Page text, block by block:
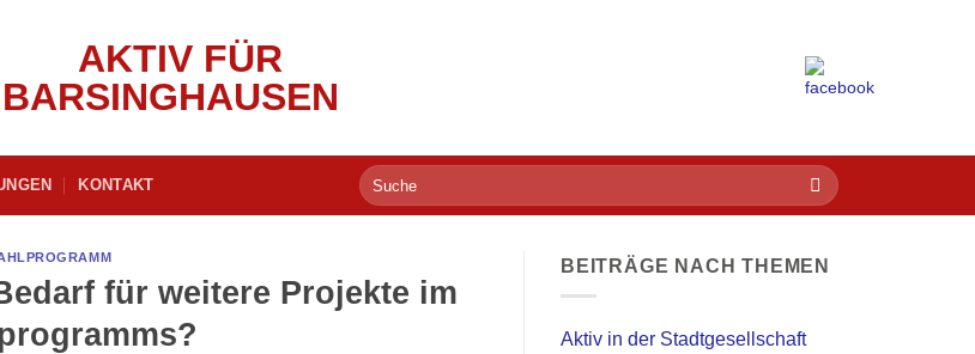
KONTAKT
für weitere Projekte im
BEITRÄGE NACH THEMEN
Aktiv in der Stadtgesellschaft